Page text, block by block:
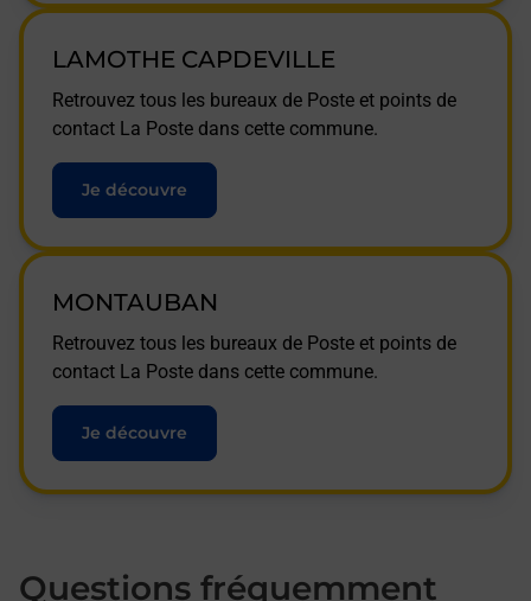
LAMOTHE CAPDEVILLE
Retrouvez tous les bureaux de Poste et points de
contact La Poste dans cette commune.
Je découvre
MONTAUBAN
Retrouvez tous les bureaux de Poste et points de
contact La Poste dans cette commune.
Je découvre
Questions fréquemment